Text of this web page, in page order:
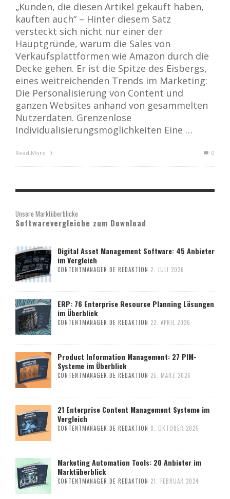
„Kunden, die diesen Artikel gekauft haben,
kauften auch“ – Hinter diesem Satz
versteckt sich nicht nur einer der
Hauptgründe, warum die Sales von
Verkaufsplattformen wie Amazon durch die
Decke gehen. Er ist die Spitze des Eisbergs,
eines weitreichenden Trends im Marketing:
Die Personalisierung von Content und
ganzen Websites anhand von gesammelten
Nutzerdaten. Grenzenlose
Individualisierungsmöglichkeiten Eine …
Read More 0
Unsere Marktüberblicke
Softwarevergleiche zum Download
Digital Asset Management Software: 45 Anbieter
im Vergleich
CONTENTMANAGER.DE REDAKTION 2. JULI 2026
ERP: 76 Enterprise Resource Planning Lösungen
im Überblick
CONTENTMANAGER.DE REDAKTION 22. APRIL 2026
Product Information Management: 27 PIM-
Systeme im Überblick
CONTENTMANAGER.DE REDAKTION 25. MÄRZ 2026
21 Enterprise Content Management Systeme im
Vergleich
CONTENTMANAGER.DE REDAKTION 8. OKTOBER 2025
Marketing Automation Tools: 20 Anbieter im
Marktüberblick
CONTENTMANAGER.DE REDAKTION 21. FEBRUAR 2024